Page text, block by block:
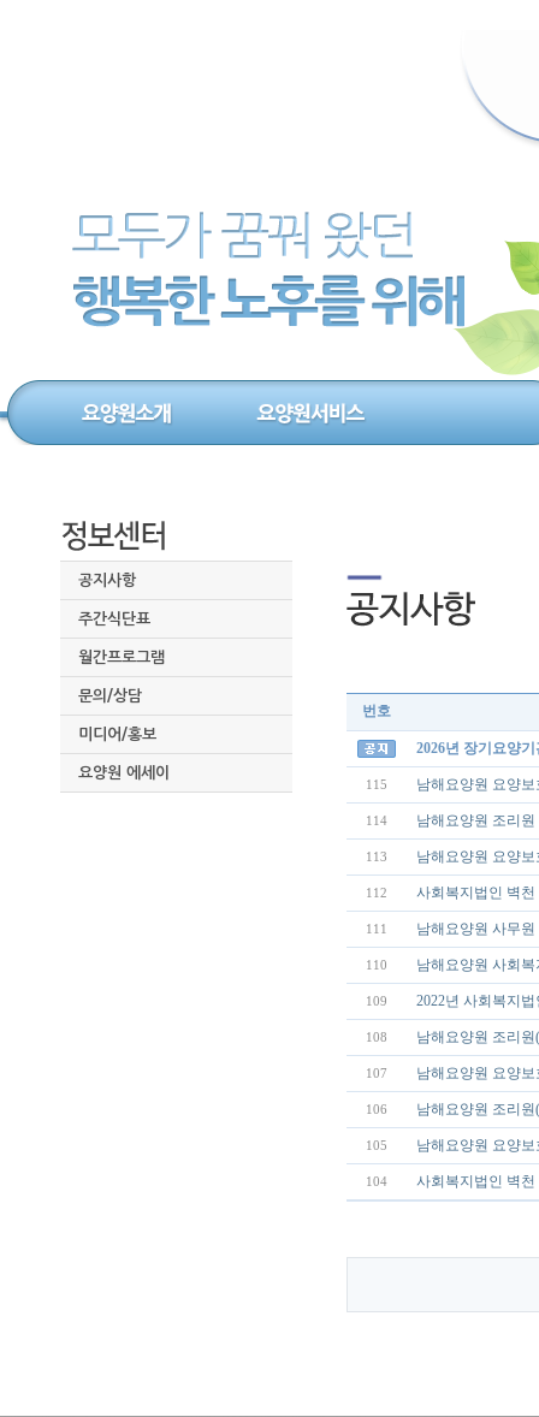
공지사항
주간식단표
월간프로그램
문의/상담
미디어/홍보
요양원 에세이
번호
2026년 장기요양
115 남해요양원 요양
114 남해요양원 조리
113 남해요양원 요양
112 사회복지법인 벽
111 남해요양원 사무
110 남해요양원 사회
109 2022년 사회복지
108 남해요양원 조리
107 남해요양원 요양
106 남해요양원 조리
105 남해요양원 요양
104 사회복지법인 벽